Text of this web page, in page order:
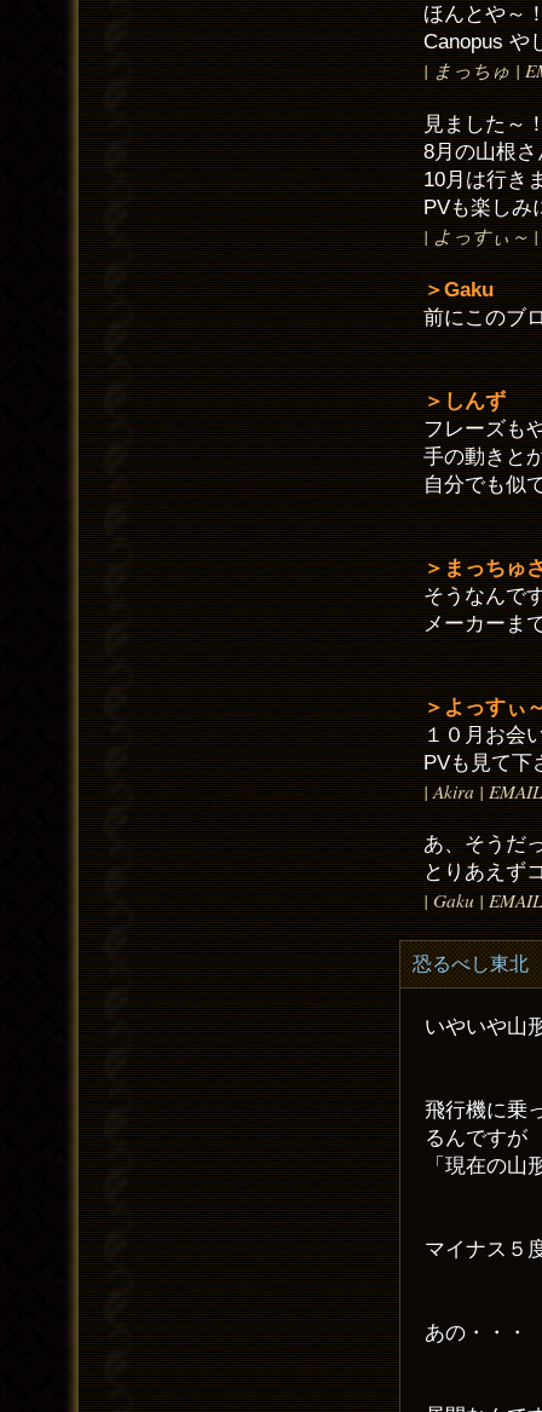
ほんとや～
Canopus や
| まっちゅ |
見ました～
8月の山根
10月は行き
PVも楽しみ
| よっすぃ～ |
＞Gaku
前にこのブ
＞しんず
フレーズも
手の動きと
自分でも似
＞まっちゅ
そうなんで
メーカーま
＞よっすぃ
１０月お会
PVも見て下
| Akira |
あ、そうだ
とりあえず
| Gaku |
恐るべし東北
いやいや山
飛行機に乗
るんですが
「現在の
マイナス５
あの・・・